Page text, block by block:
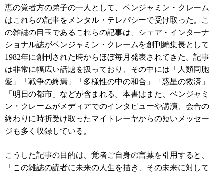
恵の覚者方の弟子の一人として、ベンジャミン・クレーム
はこれらの記事をメンタル・テレパシーで受け取った。こ
の雑誌の目玉であるこれらの記事は、シェア・インターナ
ショナル誌がベンジャミン・クレームを創刊編集長として
1982年に創刊された時からほぼ毎月発表されてきた。記事
は非常に幅広い話題を扱っており、その中には「人類同胞
愛」「戦争の終焉」「多様性の中の和合」「惑星の救済」
「明日の都市」などが含まれる。本書はまた、ベンジャミ
ン・クレームがメディアでのインタビューや講演、会合の
終わりに時折受け取ったマイトレーヤからの短いメッセー
ジも多く収録している。
こうした記事の目的は、覚者ご自身の言葉を引用すると、
「この雑誌の読者に未来の人生を描き、その未来に対して